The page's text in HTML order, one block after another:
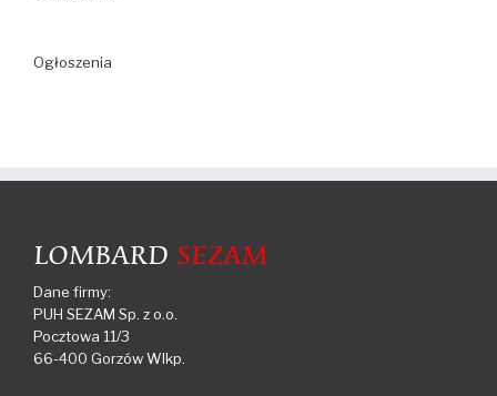
Ogłoszenia
Dane firmy:
PUH SEZAM Sp. z o.o.
Pocztowa 11/3
66-400 Gorzów Wlkp.